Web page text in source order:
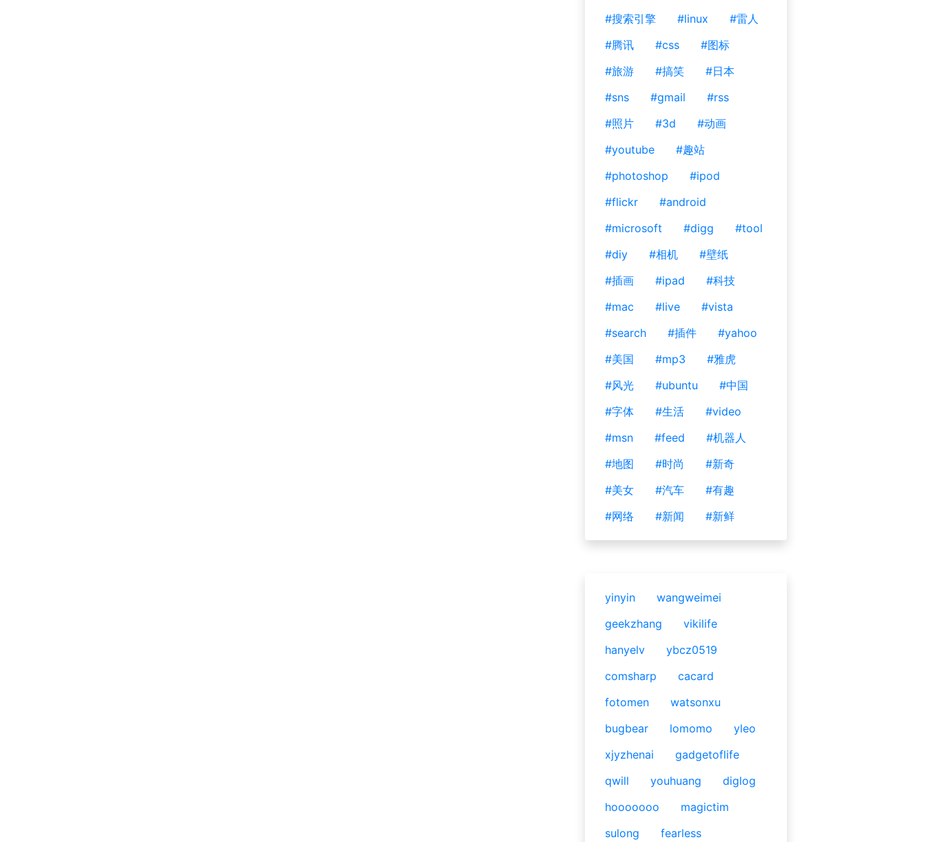
#搜索引擎
#linux
#雷人
#腾讯
#css
#图标
#旅游
#搞笑
#日本
#sns
#gmail
#rss
#照片
#3d
#动画
#youtube
#趣站
#photoshop
#ipod
#flickr
#android
#microsoft
#digg
#tool
#diy
#相机
#壁纸
#插画
#ipad
#科技
#mac
#live
#vista
#search
#插件
#yahoo
#美国
#mp3
#雅虎
#风光
#ubuntu
#中国
#字体
#生活
#video
#msn
#feed
#机器人
#地图
#时尚
#新奇
#美女
#汽车
#有趣
#网络
#新闻 #新鲜
yinyin
wangweimei
geekzhang
vikilife
hanyelv
ybcz0519
comsharp
cacard
fotomen
watsonxu
bugbear
lomomo
yleo
xjyzhenai
gadgetoflife
qwill
youhuang
diglog
hooooooo
magictim
sulong
fearless